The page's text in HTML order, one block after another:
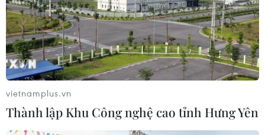
Vì sao Google khiến Mỹ và
EU đối đầu về chủ quyền số?
04/08/2026 04:13
Máy bay chở khách nội địa đầu tiên
vietnamplus.vn
Thành lập Khu Công nghệ cao tỉnh Hưng Yên